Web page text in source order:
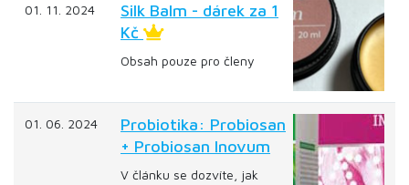
01. 11. 2024
Silk Balm - dárek za 1
Kč
Obsah pouze pro členy
01. 06. 2024
Probiotika: Probiosan
+ Probiosan Inovum
V článku se dozvíte, jak